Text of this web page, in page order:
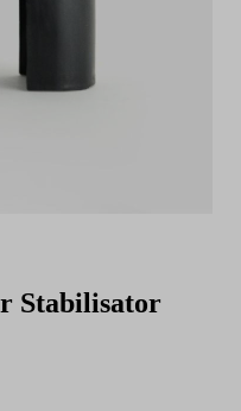
Stabilisator